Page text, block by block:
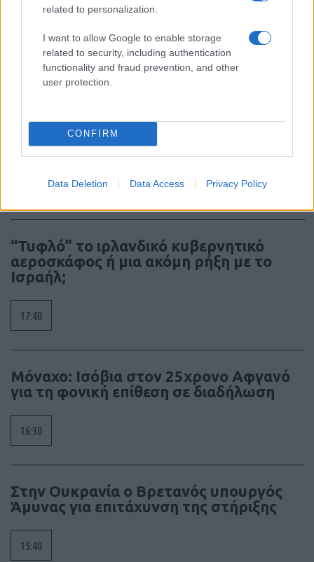
related to personalization.
I want to allow Google to enable storage
related to security, including authentication
functionality and fraud prevention, and other
user protection.
CONFIRM
Data Deletion Data Access Privacy Policy
διαδεδομένα ατρακτίδια στοχοποίησης
Μάχη του Oriskany, μια ήττα με
ινδιάνικο εμφύλιο
“Τυφλό” το ιρλανδικό κυβερνητικό
αεροσκάφος ή μια ακόμη ρήξη με το
Ισραήλ;
17:40
Μόναχο: Ισόβια στον 25χρονο Αφγανό
για τη φονική επίθεση σε διαδήλωση
16:30
Στην Ουκρανία ο Βρετανός υπουργός
Άμυνας για επιτάχυνση της στήριξης
15:40